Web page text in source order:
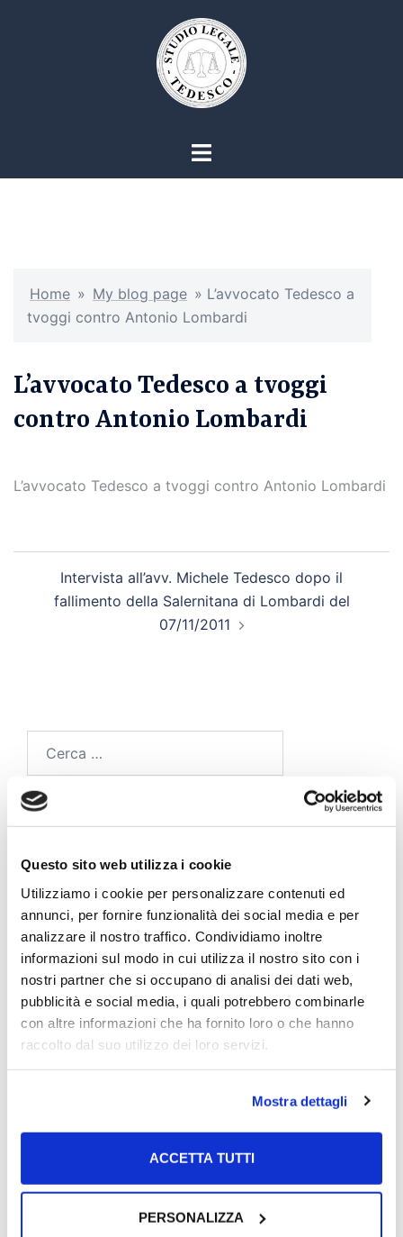
Questo sito web utilizza i cookie
Utilizziamo i cookie per personalizzare contenuti ed
annunci, per fornire funzionalità dei social media e per
analizzare il nostro traffico. Condividiamo inoltre
informazioni sul modo in cui utilizza il nostro sito con i
nostri partner che si occupano di analisi dei dati web,
pubblicità e social media, i quali potrebbero combinarle
con altre informazioni che ha fornito loro o che hanno
raccolto dal suo utilizzo dei loro servizi.
Mostra dettagli
ACCETTA TUTTI
PERSONALIZZA
Mostra/Nascondi
Home » My blog page » L’avvocato Tedesco a
tvoggi contro Antonio Lombardi
L’avvocato Tedesco a tvoggi
contro Antonio Lombardi
L’avvocato Tedesco a tvoggi contro Antonio Lombardi
articoloIntervista all’avv. Michele Tedesco dopo il
fallimento della Salernitana di Lombardi del
07/11/2011
Coronavirus e avvocati: la riflessione di Michele
Tedesco a Le Cronache
Omicidio Roccapiemonte. Scarcerato il papà della
piccola Maria
L’omaggio all’uomo, al legale, al patron Ecco la
piazzetta “Giuseppe Tedesco”
Siparietto Tedesco-Fusco: «Quella volta dal
Intervista all’avv. Michele Tedesco dopo il
fallimento della Salernitana di Lombardi del